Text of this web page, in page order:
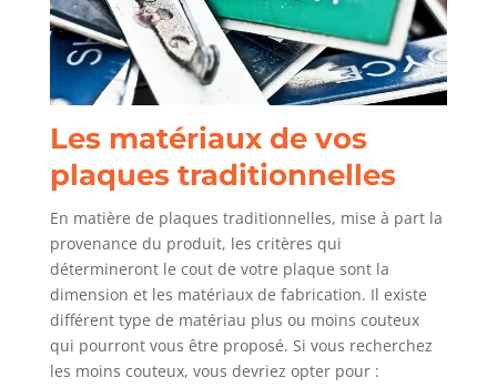
Les matériaux de vos
plaques traditionnelles
En matière de plaques traditionnelles, mise à part la
provenance du produit, les critères qui
détermineront le cout de votre plaque sont la
dimension et les matériaux de fabrication. Il existe
différent type de matériau plus ou moins couteux
qui pourront vous être proposé. Si vous recherchez
les moins couteux, vous devriez opter pour :